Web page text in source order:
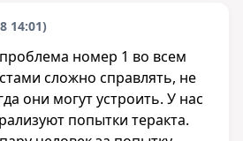
14:01)
номер 1 во всем
сложно справлять, не
они могут устроить. У нас
попытки теракта.